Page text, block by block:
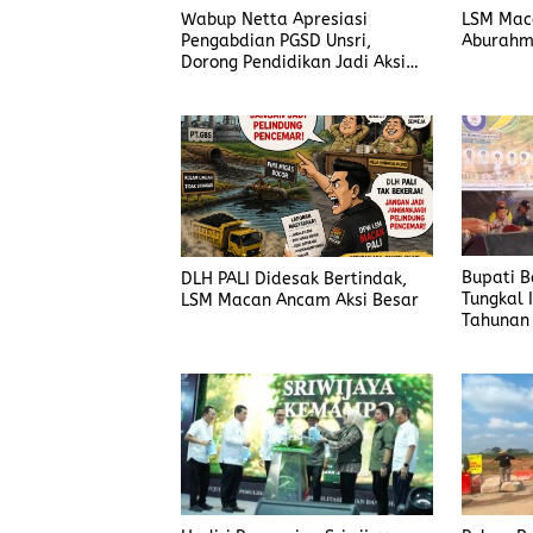
Wabup Netta Apresiasi
Pengabdian PGSD Unsri,
Dorong Pendidikan Jadi Aksi
LSM
DLH PALI Didesak Bertindak,
LSM Macan Ancam Aksi Besar
Bupati
Tungkal
Tahunan